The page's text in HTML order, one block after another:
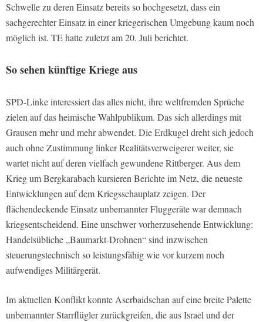
Schwelle zu deren Einsatz bereits so hochgesetzt, dass ein
sachgerechter Einsatz in einer kriegerischen Umgebung kaum noch
möglich ist. TEhatte zuletzt am 20. Juli berichtet.
So sehen künftige Kriege aus
SPD-Linke interessiert das alles nicht, ihre weltfremden Sprüche
zielen auf das heimische Wahlpublikum. Das sich allerdings mit
Grausen mehr und mehr abwendet. Die Erdkugel dreht sich jedoch
auch ohne Zustimmung linker Realitätsverweigerer weiter, sie
wartet nicht auf deren vielfach gewundene Rittberger. Aus dem
Krieg um Bergkarabach kursieren Berichte im Netz, die neueste
Entwicklungen auf dem Kriegsschauplatz zeigen. Der
flächendeckende Einsatz unbemannter Fluggeräte war demnach
kriegsentscheidend. Eine unschwer vorherzusehende Entwicklung:
Handelsübliche „Baumarkt-Drohnen“ sind inzwischen
steuerungstechnisch so leistungsfähig wie vor kurzem noch
aufwendiges Militärgerät.
Im aktuellen Konflikt konnte Aserbaidschan auf eine breite Palette
unbemannter Starrflügler zurückgreifen, die aus Israel und der